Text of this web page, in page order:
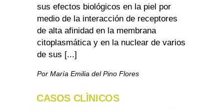
sus efectos biológicos en la piel por
medio de la interacción de receptores
de alta afinidad en la membrana
citoplasmática y en la nuclear de varios
de sus [...]
Por María Emilia del Pino Flores
CASOS CLÌNICOS